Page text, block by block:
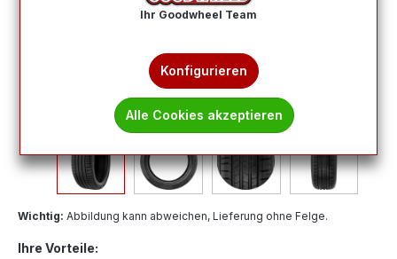
Wichtig: Abbildung kann abweichen, Lieferung ohne Felge.
Ihre Vorteile:
Ihr Goodwheel Team
Konfigurieren
Alle Cookies akzeptieren